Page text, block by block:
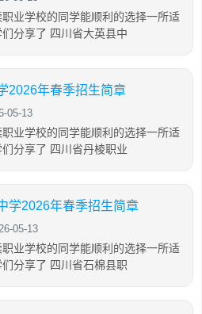
业学校的同学能顺利的选择一所适
分享了 四川省大英县中
2026年春季招生简章
05-13
业学校的同学能顺利的选择一所适
分享了 四川省丹棱职业
学2026年春季招生简章
05-13
业学校的同学能顺利的选择一所适
分享了 四川省石棉县职